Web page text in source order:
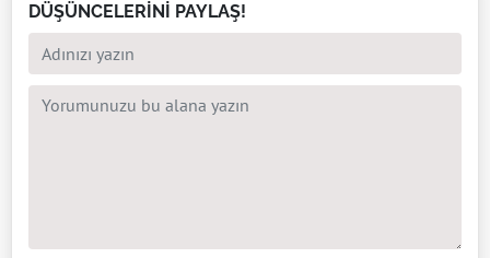
DÜŞÜNCELERİNİ PAYLAŞ!